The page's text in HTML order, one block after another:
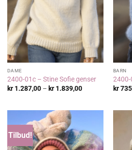
DAME
2400-01c – Stine Sofie genser
kr1.287,00 – kr1.839,00Prisområde:
BARN
2400-
kr
Tilbud!